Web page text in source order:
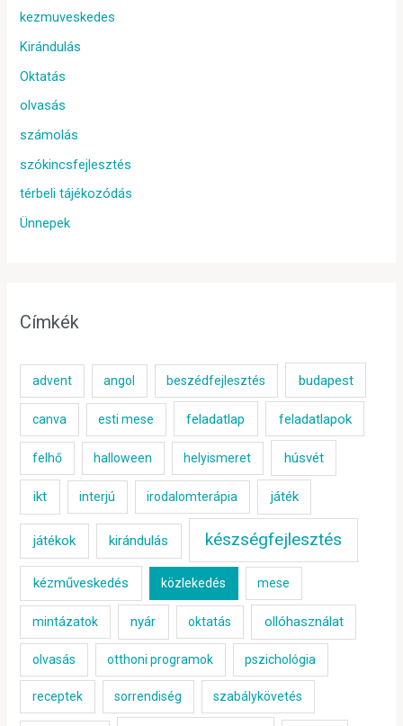
kezmuveskedes
Kirándulás
Oktatás
olvasás
számolás
szókincsfejlesztés
térbeli tájékozódás
Ünnepek
Címkék
advent angol beszédfejlesztés budapest
canva esti mese feladatlap feladatlapok
felhő halloween helyismeret húsvét
ikt interjú irodalomterápia játék
játékok kirándulás készségfejlesztés
kézműveskedés közlekedés mese
mintázatok nyár oktatás ollóhasználat
olvasás otthoni programok pszichológia
receptek sorrendiség szabálykövetés